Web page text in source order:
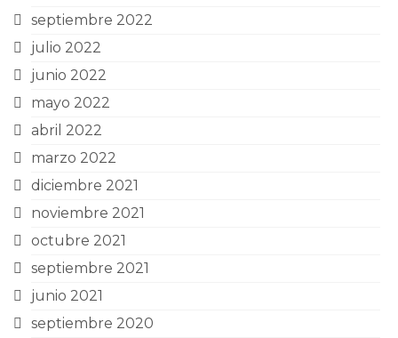
septiembre 2022
julio 2022
junio 2022
mayo 2022
abril 2022
marzo 2022
diciembre 2021
noviembre 2021
octubre 2021
septiembre 2021
junio 2021
septiembre 2020